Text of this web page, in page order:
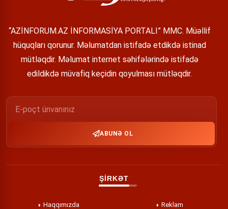
“AZİNFORUM.AZ İNFORMASİYA PORTALI” MMC. Müəllif
hüquqları qorunur. Məlumatdan istifadə etdikdə istinad
mütləqdir. Məlumat internet səhifələrində istifadə
edildikdə müvafiq keçidin qoyulması mütləqdir.
ABUNƏ OL
ŞİRKƏT
Haqqımızda Reklam